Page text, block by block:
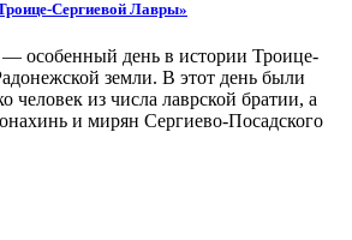
Сергиевой Лавры»
— особенный день в истории Троице-
земли. В этот день были
человек из числа лаврской братии, а
и мирян Сергиево-Посадского